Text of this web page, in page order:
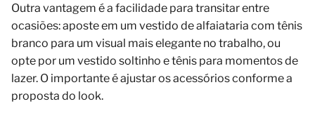
Outra vantagem é a facilidade para transitar entre
ocasiões: aposte em um vestido de alfaiataria com tênis
branco para um visual mais elegante no trabalho, ou
opte por um vestido soltinho e tênis para momentos de
lazer. O importante é ajustar os acessórios conforme a
proposta do look.